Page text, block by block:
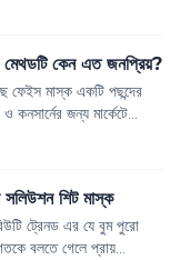
মেথডটি কেন এত জনপ্রিয়?
ফেইস মাস্ক একটি পছন্দের
জন্য মার্কেটে
সলিউশন শিট মাস্ক
ট্রেনড এর যে বুম পুরো
বলতে গেলে প্রায়